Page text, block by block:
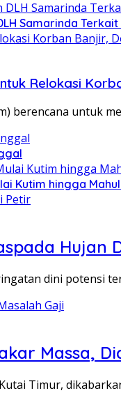
Samarinda
Relokasi
berencana untuk
Kutim hingga
Hujan
dini potensi
Massa,
Timur,